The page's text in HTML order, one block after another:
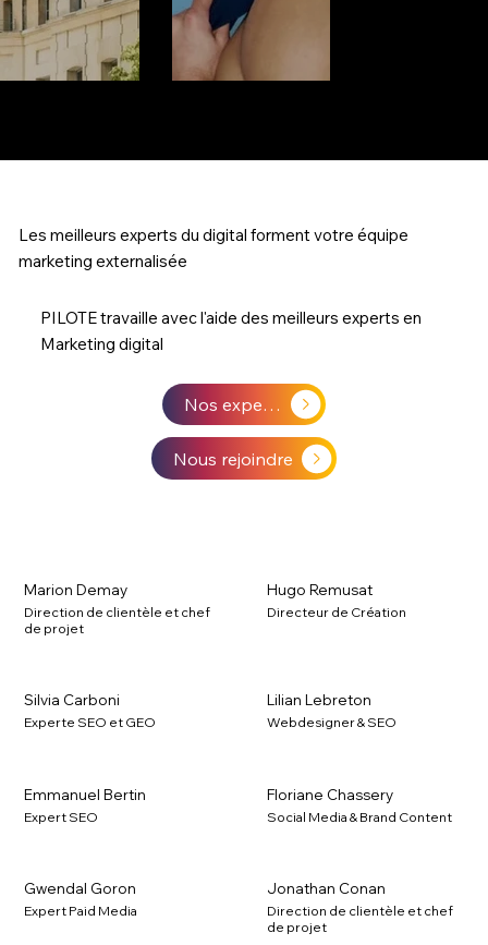
Nous maîtrisons en profondeur les outils natifs (Meta
Business Suite, LinkedIn Campaign Manager, TikTok
pour mesurer l'impact réel du social sur votre chiffre
d'affaires.
Les meilleurs experts du digital forment votre équipe
marketing externalisée
PILOTE travaille avec l'aide des meilleurs experts en
Marketing digital
Nos experts
Nous rejoindre
Marion Demay
Direction de clientèle et chef
de projet
Hugo Remusat
Directeur de Création
Silvia Carboni
Experte SEO et GEO
Lilian Lebreton
Webdesigner & SEO
Emmanuel Bertin
Expert SEO
Floriane Chassery
Social Media & Brand Content
Gwendal Goron
Expert Paid Media
Jonathan Conan
Direction de clientèle et chef
de projet